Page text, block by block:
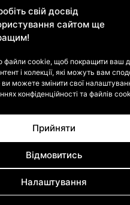
свій досвід
сайтом ще
файли cookie, щоб покращити ваш
і колекції, які можуть вам
можете змінити свої
конфіденційності та файлів
Прийняти
Відмовитись
Налаштування